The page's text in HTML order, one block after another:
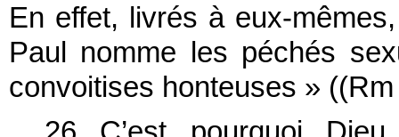
En effet, livrés à eux-
Paul nomme les péchés
convoitises honteuses » (